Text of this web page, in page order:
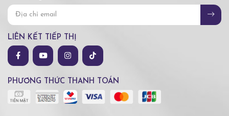
LIÊN KẾT TIẾP THỊ
PHƯƠNG THỨC THANH TOÁN